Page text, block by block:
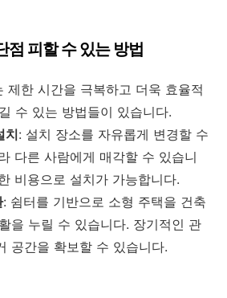
점 피할 수 있는 방법
제한 시간을 극복하고 더욱 효율적
수 있는 방법들이 있습니다.
치: 설치 장소를 자유롭게 변경할 수
다른 사람에게 매각할 수 있습니
비용으로 설치가 가능합니다.
: 쉼터를 기반으로 소형 주택을 건축
을 누릴 수 있습니다. 장기적인 관
공간을 확보할 수 있습니다.